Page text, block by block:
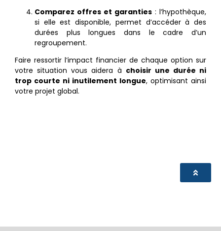
Comparez offres et garanties : l’hypothèque,
si elle est disponible, permet d’accéder à des
durées plus longues dans le cadre d’un
regroupement.
Faire ressortir l’impact financier de chaque option sur
votre situation vous aidera à choisir une durée ni
trop courte ni inutilement longue, optimisant ainsi
votre projet global.